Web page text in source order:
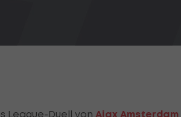
League-Duell von Ajax Amsterdam